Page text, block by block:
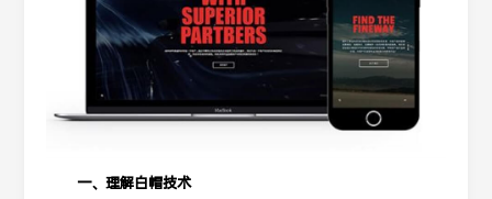
一、理解白帽技术